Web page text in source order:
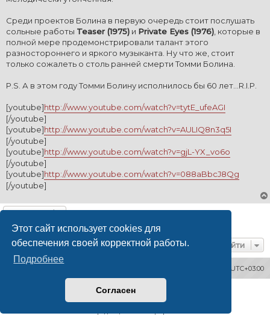
Этот сайт использует cookies для
обеспечения своей корректной работы.
Подробнее
Согласен
Среди проектов Болина в первую очередь стоит послушать
сольные работы Teaser (1975) и Private Eyes (1976) , которые в
полной мере продемонстрировали талант этого
разностороннего и яркого музыканта. Ну что же, стоит
только сожалеть о столь ранней смерти Томми Болина.
P.S. А в этом году Томми Болину исполнилось бы 60 лет...R.I.P.
[youtube]http://www.youtube.com/watch?v=tytE_ufeAGI
[/youtube]
[youtube]http://www.youtube.com/watch?v=AULIQ8n3q5I
[/youtube]
[youtube]http://www.youtube.com/watch?v=gjL-YX_vo6o
[/youtube]
[youtube]http://www.youtube.com/watch?v=088aBbcJ8Qg
[/youtube]
Ответить
1 сообщение • Страница
Перейти
UTC+03:00
Создано на основеphpBB® Forum Software © phpBB Limited
Русская поддержка phpBB